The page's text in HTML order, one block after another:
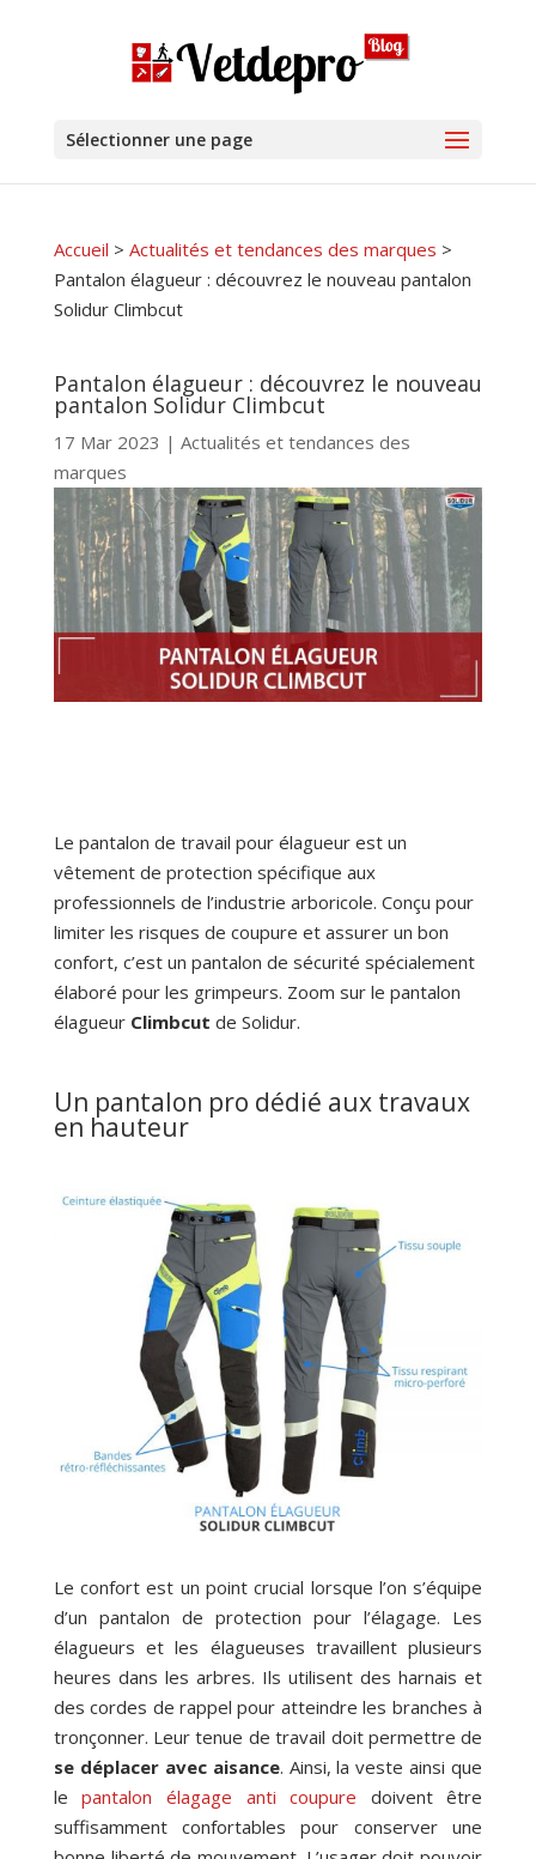
Sélectionner une page
Accueil > Actualités et tendances des marques >
Pantalon élagueur : découvrez le nouveau pantalon
Solidur Climbcut
Pantalon élagueur : découvrez le nouveau
pantalon Solidur Climbcut
17 Mar 2023 | Actualités et tendances des
marques
Le pantalon de travail pour élagueur est un
vêtement de protection spécifique aux
professionnels de l’industrie arboricole. Conçu pour
limiter les risques de coupure et assurer un bon
confort, c’est un pantalon de sécurité spécialement
élaboré pour les grimpeurs. Zoom sur le pantalon
élagueur Climbcut de Solidur.
Un pantalon pro dédié aux travaux
en hauteur
Le confort est un point crucial lorsque l’on s’équipe
d’un pantalon de protection pour l’élagage. Les
élagueurs et les élagueuses travaillent plusieurs
heures dans les arbres. Ils utilisent des harnais et
des cordes de rappel pour atteindre les branches à
tronçonner. Leur tenue de travail doit permettre de
se déplacer avec aisance. Ainsi, la veste ainsi que
lepantalon élagage anti coupure doivent être
suffisamment confortables pour conserver une